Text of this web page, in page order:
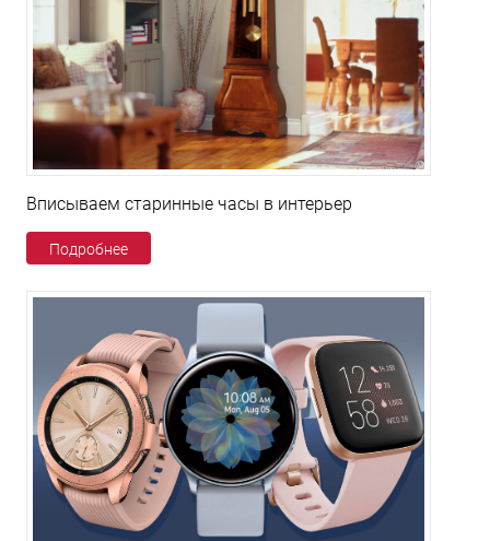
Вписываем старинные часы в интерьер
Подробнее